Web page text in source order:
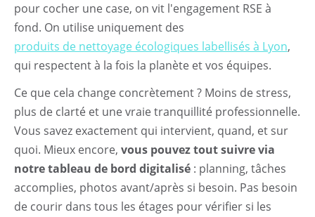
pour cocher une case, on vit l'engagement RSE à
fond. On utilise uniquement des
produits de nettoyage écologiques labellisés à Lyon,
qui respectent à la fois la planète et vos équipes.
Ce que cela change concrètement ? Moins de stress,
plus de clarté et une vraie tranquillité professionnelle.
Vous savez exactement qui intervient, quand, et sur
quoi. Mieux encore, vous pouvez tout suivre via
notre tableau de bord digitalisé : planning, tâches
accomplies, photos avant/après si besoin. Pas besoin
de courir dans tous les étages pour vérifier si les